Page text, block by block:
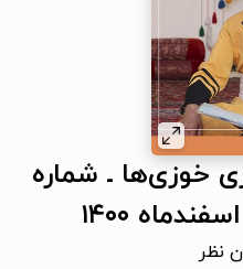
خوزی‌ها ـ شماره
نظر